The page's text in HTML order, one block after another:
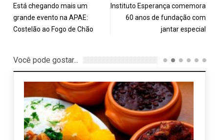
Está chegando mais um
grande evento na APAE:
Costelão ao Fogo de Chão
Instituto Esperança comemora
60 anos de fundação com
jantar especial
Você pode gostar...